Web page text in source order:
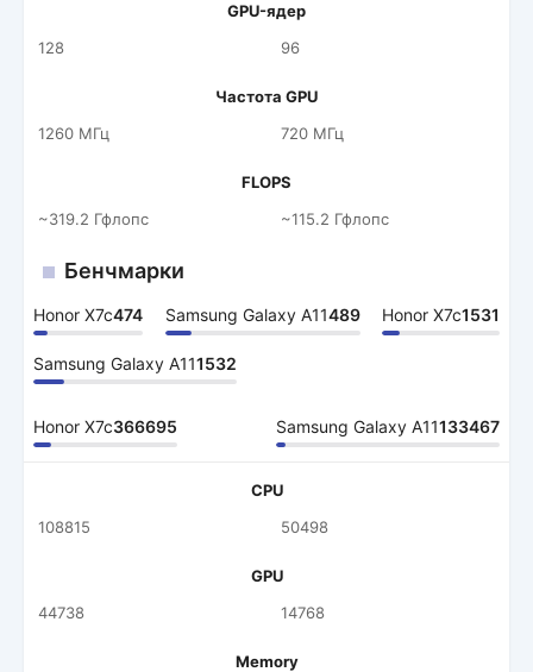
GPU-ядер
128
96
Частота GPU
1260 МГц
720 МГц
FLOPS
~319.2 Гфлопс
~115.2 Гфлопс
Бенчмарки
Honor X7c474 Samsung Galaxy A11489 Honor X7c1531
Samsung Galaxy A111532
Honor X7c366695 Samsung Galaxy A11133467
CPU
108815
50498
GPU
44738
14768
Memory